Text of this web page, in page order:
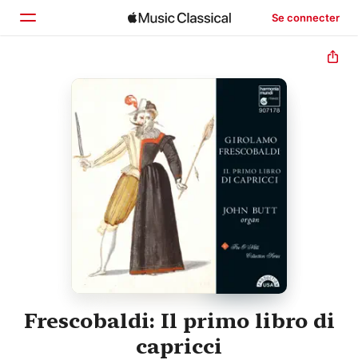
Se connecter
Accueil
Parcourir
Rechercher
Frescobaldi: Il primo libro di
capricci